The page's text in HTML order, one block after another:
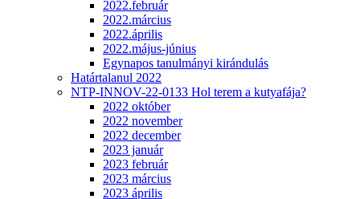
2022.február
2022.március
2022.április
2022.május-június
Egynapos tanulmányi kirándulás
Határtalanul 2022
NTP-INNOV-22-0133 Hol terem a kutyafája?
2022 október
2022 november
2022 december
2023 január
2023 február
2023 március
2023 április